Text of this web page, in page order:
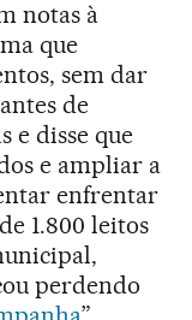
notas à
que
sem dar
de
e disse que
e ampliar a
enfrentar
1.800 leitos
perdendo